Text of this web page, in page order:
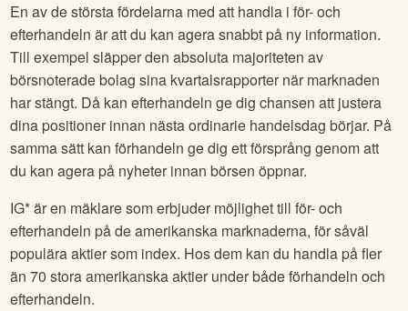
En av de största fördelarna med att handla i för- och
efterhandeln är att du kan agera snabbt på ny information.
Till exempel släpper den absoluta majoriteten av
börsnoterade bolag sina kvartalsrapporter när marknaden
har stängt. Då kan efterhandeln ge dig chansen att justera
dina positioner innan nästa ordinarie handelsdag börjar. På
samma sätt kan förhandeln ge dig ett försprång genom att
du kan agera på nyheter innan börsen öppnar.
IG* är en mäklare som erbjuder möjlighet till för- och
efterhandeln på de amerikanska marknaderna, för såväl
populära aktier som index. Hos dem kan du handla på fler
än 70 stora amerikanska aktier under både förhandeln och
efterhandeln.